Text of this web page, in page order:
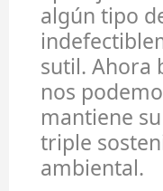
algún tipo
sutil. Ahora
nos
mantiene
triple
ambiental.